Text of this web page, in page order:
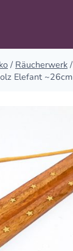
/ Räucherwerk /
Elefant ~26cm